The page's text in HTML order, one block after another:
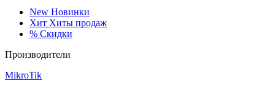
New Новинки
Хит Хиты продаж
% Скидки
Производители
MikroTik